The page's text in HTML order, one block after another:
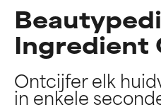
Ingredient
Ontcijfer elk
in enkele